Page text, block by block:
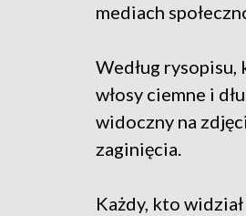
mediach
Według rysopisu,
włosy ciemne i
widoczny na
zaginięcia.
Każdy, kto